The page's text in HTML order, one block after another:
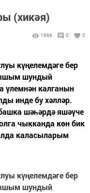
(хикәя)
1969 0 0
күңелемдәге бер
шундый
үлемнән калганын
инде бу хәлләр.
шәһәрдә яшәүче
чыкканда көн бик
каласыларым
күңелемдәге бер
шундый